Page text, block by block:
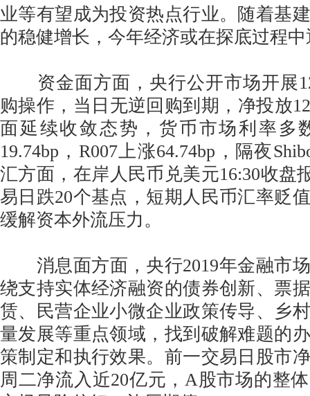
业等有望成为投资热点行业。随着基
的稳健增长，今年经济或在探底过程
资金面方面，央行公开市场开展
购操作，当日无逆回购到期，净投放
面延续收敛态势，货币市场利率多
19.74bp，R007上涨64.74bp，隔夜
汇方面，在岸人民币兑美元16:30收盘
易日跌20个基点，短期人民币汇率贬
缓解资本外流压力。
消息面方面，央行2019年金融市
绕支持实体经济融资的债券创新、票
赁、民营企业小微企业政策传导、乡
量发展等重点领域，找到破解难题的
策制定和执行效果。前一交易日股市
周二净流入近20亿元，A股市场的整